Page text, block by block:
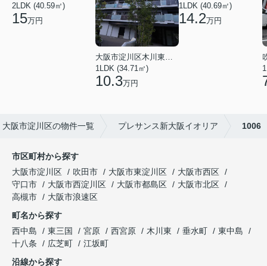
2LDK (40.59㎡)
15万円
大阪市淀川区木川東４丁目
1LDK (34.71㎡)
10.3万円
1LDK (40.69㎡)
14.2万円
大阪市淀川区の物件一覧 プレサンス新大阪イオリア 1006
市区町村から探す
大阪市淀川区
吹田市 大阪市東淀川区
大阪市西区
守口市
大阪市西淀川区 大阪市都島区
大阪市北区
高槻市
大阪市浪速区
町名から探す
西中島
東三国 宮原 西宮原 木川東 垂水町
東中島
十八条
広芝町
江坂町
沿線から探す